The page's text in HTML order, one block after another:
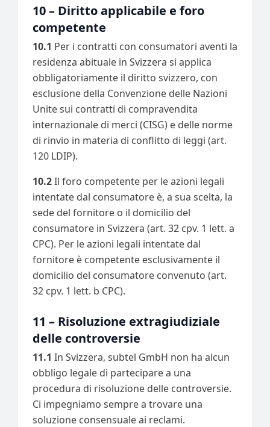
10 – Diritto applicabile e foro
competente
10.1 Per i contratti con consumatori aventi la
residenza abituale in Svizzera si applica
obbligatoriamente il diritto svizzero, con
esclusione della Convenzione delle Nazioni
Unite sui contratti di compravendita
internazionale di merci (CISG) e delle norme
di rinvio in materia di conflitto di leggi (art.
120 LDIP).
10.2Il foro competente per le azioni legali
intentate dal consumatore è, a sua scelta, la
sede del fornitore o il domicilio del
consumatore in Svizzera (art. 32 cpv. 1 lett. a
CPC). Per le azioni legali intentate dal
fornitore è competente esclusivamente il
domicilio del consumatore convenuto (art.
32 cpv. 1 lett. b CPC).
11 – Risoluzione extragiudiziale
delle controversie
11.1 In Svizzera, subtel GmbH non ha alcun
obbligo legale di partecipare a una
procedura di risoluzione delle controversie.
Ci impegniamo sempre a trovare una
soluzione consensuale ai reclami.